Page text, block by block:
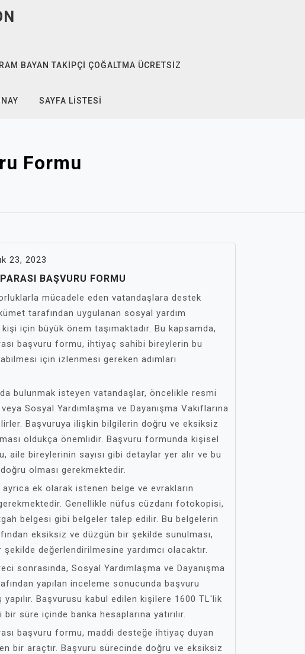
BAYAN TAKIPÇI ÇOĞALTMA ÜCRETSIZ
SAYFA LISTESI
Formu
23, 2023
BAŞVURU FORMU
mücadele eden vatandaşlara destek
tarafından uygulanan sosyal yardım
için büyük önem taşımaktadır. Bu kapsamda,
başvuru formu, ihtiyaç sahibi bireylerin bu
için izlenmesi gereken adımları
bulunmak isteyen vatandaşlar, öncelikle resmi
Sosyal Yardımlaşma ve Dayanışma Vakıflarına
Başvuruya ilişkin bilgilerin doğru ve eksiksiz
oldukça önemlidir. Başvuru formunda kişisel
aile bireylerinin sayısı gibi detaylar yer alır ve bu
olması gerekmektedir.
ek olarak istenen belge ve evrakların
Genellikle nüfus cüzdanı fotokopisi,
belgesi gibi belgeler talep edilir. Bu belgelerin
eksiksiz ve düzgün bir şekilde sunulması,
şekilde değerlendirilmesine yardımcı olacaktır.
sonrasında, Sosyal Yardımlaşma ve Dayanışma
yapılan inceleme sonucunda başvuru
Başvurusu kabul edilen kişilere 1600 TL'lik
bir süre içinde banka hesaplarına yatırılır.
başvuru formu, maddi desteğe ihtiyaç duyan
bir araçtır. Başvuru sürecinde doğru ve eksiksiz